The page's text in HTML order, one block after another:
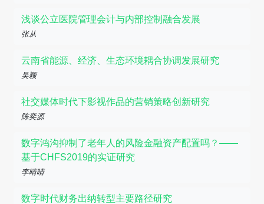
浅谈公立医院管理会计与内部控制融合发展
张从
云南省能源、经济、生态环境耦合协调发展研究
吴颖
社交媒体时代下影视作品的营销策略创新研究
陈奕源
数字鸿沟抑制了老年人的风险金融资产配置吗？——
基于CHFS2019的实证研究
李晴晴
数字时代财务出纳转型主要路径研究